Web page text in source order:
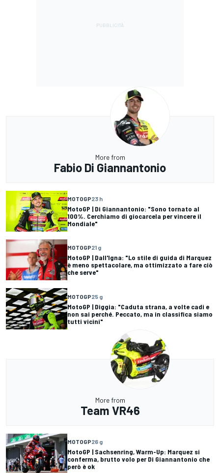
More from
Fabio Di Giannantonio
MOTOGP23 h
MotoGP | Di Giannantonio: "Sono tornato al
100%. Cerchiamo di giocarcela per vincere il
Mondiale"
MOTOGP21 g
MotoGP | Dall'Igna: "Lo stile di guida di Marquez
è meno spettacolare, ma ottimizzato a fare ciò
che serve"
MOTOGP25 g
MotoGP | Diggia: "Caduta strana, a volte cadi e
non sai perché. Peccato, ma in classifica siamo
tutti vicini"
More from
Team VR46
MOTOGP26 g
MotoGP | Sachsenring, Warm-Up: Marquez si
conferma, brutto volo per Di Giannantonio che
però è ok